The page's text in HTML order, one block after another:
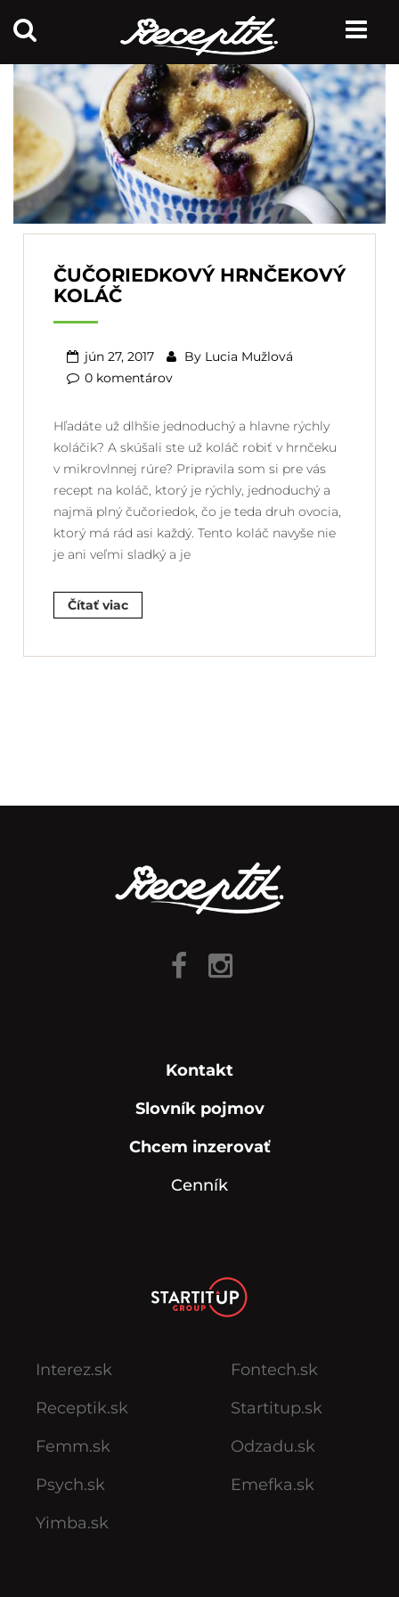
ČUČORIEDKOVÝ HRNČEKOVÝ
KOLÁČ
jún 27, 2017 By Lucia Mužlová
0 komentárov
Hľadáte už dlhšie jednoduchý a hlavne rýchly
koláčik? A skúšali ste už koláč robiť v hrnčeku
v mikrovlnnej rúre? Pripravila som si pre vás
recept na koláč, ktorý je rýchly, jednoduchý a
najmä plný čučoriedok, čo je teda druh ovocia,
ktorý má rád asi každý. Tento koláč navyše nie
je ani veľmi sladký a je
Čítať viac
Kontakt
Slovník pojmov
Chcem inzerovať
Cenník
Interez.sk
Receptik.sk
Femm.sk
Psych.sk
Yimba.sk
Fontech.sk
Startitup.sk
Odzadu.sk
Emefka.sk